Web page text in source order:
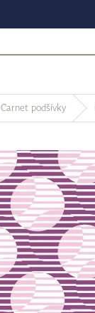
Carnet podšívky